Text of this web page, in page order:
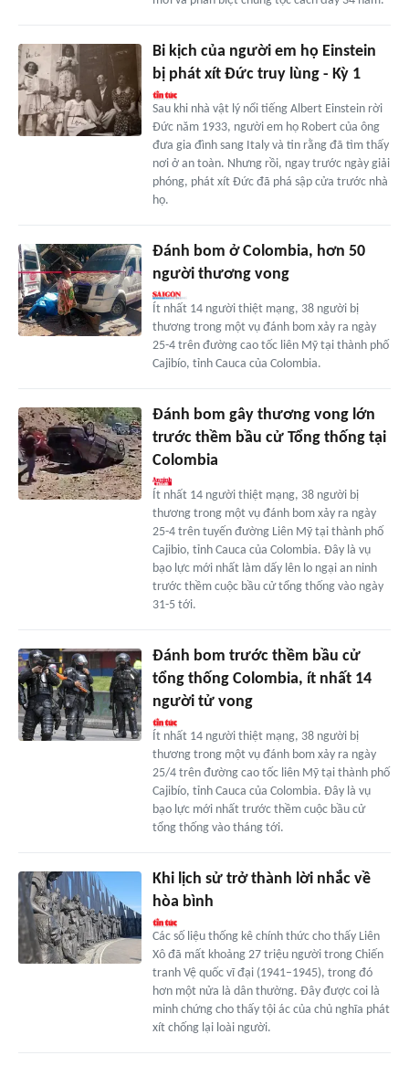
Bi kịch của người em họ Einstein
bị phát xít Đức truy lùng - Kỳ 1
Sau khi nhà vật lý nổi tiếng Albert Einstein rời
Đức năm 1933, người em họ Robert của ông
đưa gia đình sang Italy và tin rằng đã tìm thấy
nơi ở an toàn. Nhưng rồi, ngay trước ngày giải
phóng, phát xít Đức đã phá sập cửa trước nhà
họ.
Đánh bom ở Colombia, hơn 50
người thương vong
Ít nhất 14 người thiệt mạng, 38 người bị
thương trong một vụ đánh bom xảy ra ngày
25-4 trên đường cao tốc liên Mỹ tại thành phố
Cajibío, tỉnh Cauca của Colombia.
Đánh bom gây thương vong lớn
trước thềm bầu cử Tổng thống tại
Colombia
Ít nhất 14 người thiệt mạng, 38 người bị
thương trong một vụ đánh bom xảy ra ngày
25-4 trên tuyến đường Liên Mỹ tại thành phố
Cajibio, tỉnh Cauca của Colombia. Đây là vụ
bạo lực mới nhất làm dấy lên lo ngại an ninh
trước thềm cuộc bầu cử tổng thống vào ngày
31-5 tới.
Đánh bom trước thềm bầu cử
tổng thống Colombia, ít nhất 14
người tử vong
Ít nhất 14 người thiệt mạng, 38 người bị
thương trong một vụ đánh bom xảy ra ngày
25/4 trên đường cao tốc liên Mỹ tại thành phố
Cajibío, tỉnh Cauca của Colombia. Đây là vụ
bạo lực mới nhất trước thềm cuộc bầu cử
tổng thống vào tháng tới.
Khi lịch sử trở thành lời nhắc về
hòa bình
Các số liệu thống kê chính thức cho thấy Liên
Xô đã mất khoảng 27 triệu người trong Chiến
tranh Vệ quốc vĩ đại (1941–1945), trong đó
hơn một nửa là dân thường. Đây được coi là
minh chứng cho thấy tội ác của chủ nghĩa phát
xít chống lại loài người.